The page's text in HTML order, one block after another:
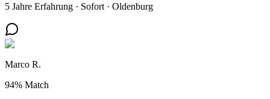
5 Jahre Erfahrung · Sofort · Oldenburg
Marco R.
94% Match